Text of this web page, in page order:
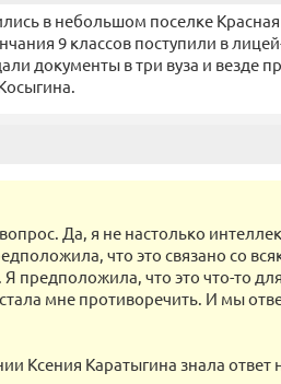
в небольшом поселке Красная
9 классов поступили в
документы в три вуза и везде
Да, я не настолько
что это связано со
предположила, что это что-то
мне противоречить. И мы
Ксения Каратыгина знала ответ